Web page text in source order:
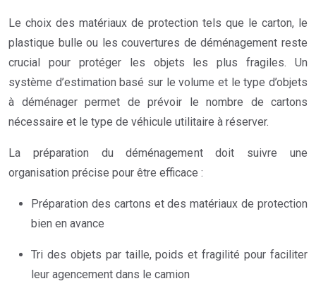
Le choix des matériaux de protection tels que le carton, le
plastique bulle ou les couvertures de déménagement reste
crucial pour protéger les objets les plus fragiles. Un
système d’estimation basé sur le volume et le type d’objets
à déménager permet de prévoir le nombre de cartons
nécessaire et le type de véhicule utilitaire à réserver.
La préparation du déménagement doit suivre une
organisation précise pour être efficace :
Préparation des cartons et des matériaux de protection
bien en avance
Tri des objets par taille, poids et fragilité pour faciliter
leur agencement dans le camion